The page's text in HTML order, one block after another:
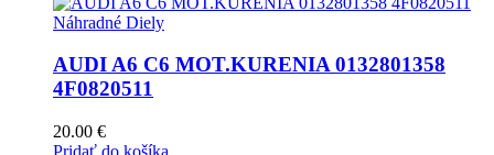
Náhradné Diely
AUDI A6 C6 MOT.KURENIA 0132801358
4F0820511
20.00 €